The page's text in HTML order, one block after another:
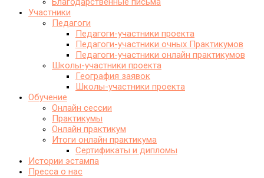
Участники
Педагоги
Педагоги-участники проекта
Педагоги-участники очных Практикумов
Педагоги-участники онлайн практикумов
Школы-участники проекта
География заявок
Школы-участники проекта
Обучение
Онлайн сессии
Практикумы
Онлайн практикум
Итоги онлайн практикума
Сертификаты и дипломы
Истории эстампа
Пресса о нас